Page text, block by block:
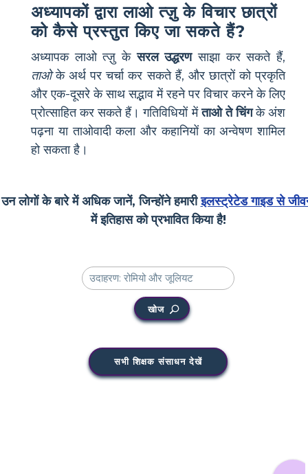
अध्यापकों द्वारा लाओ त्ज़ु के विचार छात्रों
को कैसे प्रस्तुत किए जा सकते हैं?
अध्यापक लाओ त्ज़ु केसरल उद्धरणसाझा कर सकते हैं,
ताओके अर्थ पर चर्चा कर सकते हैं, और छात्रों को प्रकृति
और एक-दूसरे के साथ सद्भाव में रहने पर विचार करने के लिए
प्रोत्साहित कर सकते हैं। गतिविधियों मेंताओ ते चिंगके अंश
पढ़ना या ताओवादी कला और कहानियों का अन्वेषण शामिल
हो सकता है।
उन लोगों के बारे में अधिक जानें, जिन्होंने हमारीइलस्ट्रेटेड गाइड से
में इतिहास को प्रभावित किया है!
खोज
सभी शिक्षक संसाधन देखें